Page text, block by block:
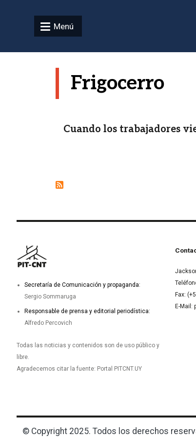
Menú
Frigocerro
Cuando los trabajadores
Secretaría de Comunicación y propaganda:
Sergio Sommaruga
Responsable de prensa y editorial periodística:
Alfredo Percovich
Todas las noticias y contenidos son de uso público y
libre.
Agradecemos citar la fuente: Portal PITCNT.UY
Fax:
E-Mail:
© Copyright 2025. Todos los derechos